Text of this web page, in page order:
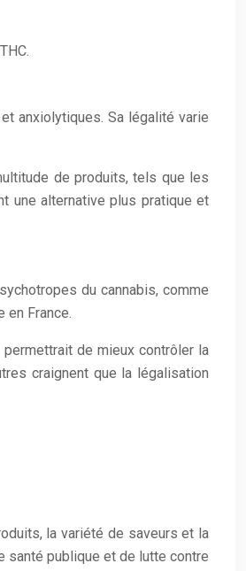
anxiolytiques. Sa légalité varie
de produits, tels que les
une alternative plus pratique et
du cannabis, comme
en France.
de mieux contrôler la
craignent que la légalisation
la variété de saveurs et la
santé publique et de lutte contre